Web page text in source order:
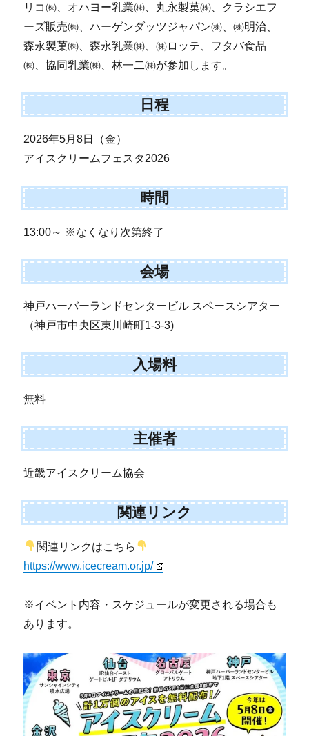
リコ㈱、オハヨー乳業㈱、丸永製菓㈱、クラシエフ
ーズ販売㈱、ハーゲンダッツジャパン㈱、㈱明治、
森永製菓㈱、森永乳業㈱、㈱ロッテ、フタバ食品
㈱、協同乳業㈱、林一二㈱が参加します。
日程
2026年5月8日（金）
アイスクリームフェスタ2026
時間
13:00～ ※なくなり次第終了
会場
神戸ハーバーランドセンタービル スペースシアター
（神戸市中央区東川崎町1-3-3)
入場料
無料
主催者
近畿アイスクリーム協会
関連リンク
関連リンクはこちら
https://www.icecream.or.jp/
※イベント内容・スケジュールが変更される場合も
あります。